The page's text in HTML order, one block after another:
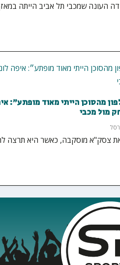
העונה שמכבי תל אביב הייתה
מהסוכן הייתי מאוד מופתע״:
מול מכבי
מוסקבה, כאשר היא תרצה לחזור למסלול